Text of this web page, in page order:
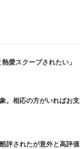
らの要求だと言
も相当稼いでいる
業家としてのチャ
する率が高いと
愛スクープされたい」
。相応の方がいればお支
評されたが意外と高評価